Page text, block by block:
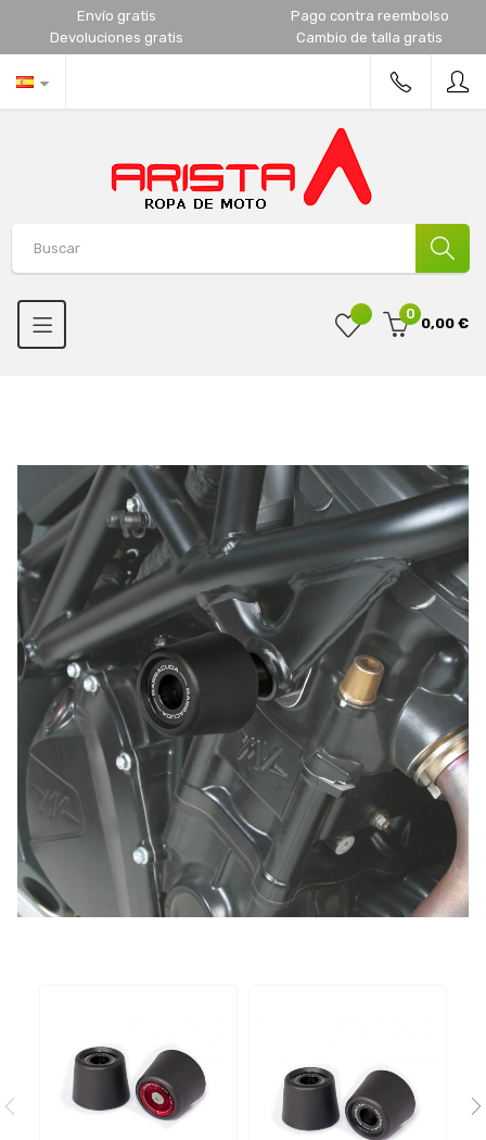
Envío gratis
Pago contra reembolso
Devoluciones gratis
Cambio de talla gratis
0
0,00 €